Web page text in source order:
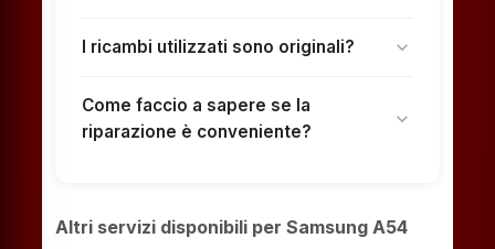
I ricambi utilizzati sono originali? expand_more
Come faccio a sapere se la
riparazione è conveniente?
expand_more
Altri servizi disponibili per Samsung A54